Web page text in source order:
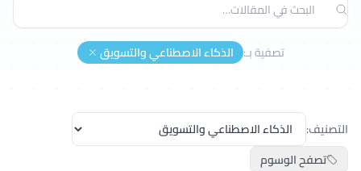
تصفية بـ: الذكاء الاصطناعي والتسويق
التصنيف:
تصفح الوسوم